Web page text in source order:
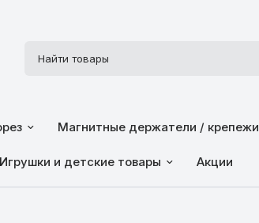
Магнитные держатели / крепежи
Игрушки и детские товары Акции